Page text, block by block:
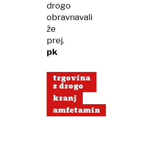
drogo
obravnavali
že
prej.
pk
trgovina
z drogo
kranj
amfetamin